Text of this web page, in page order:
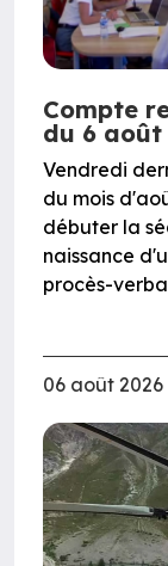
Compte
du 6 août
Vendredi
du mois
débuter la
naissance
procès-
06 août 2026